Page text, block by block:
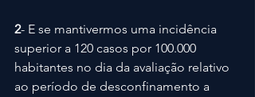
2- E se mantivermos uma incidência
superior a 120 casos por 100.000
habitantes no dia da avaliação relativo
ao período de desconfinamento a